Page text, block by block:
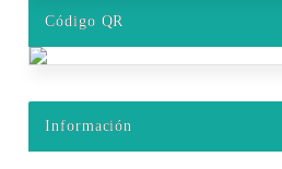
Código QR
Información